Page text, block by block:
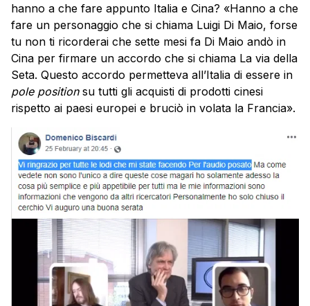
hanno a che fare appunto Italia e Cina? «Hanno a che
fare un personaggio che si chiama Luigi Di Maio, forse
tu non ti ricorderai che sette mesi fa Di Maio andò in
Cina per firmare un accordo che si chiama La via della
Seta. Questo accordo permetteva all’Italia di essere in
pole positionsu tutti gli acquisti di prodotti cinesi
rispetto ai paesi europei e bruciò in volata la Francia».